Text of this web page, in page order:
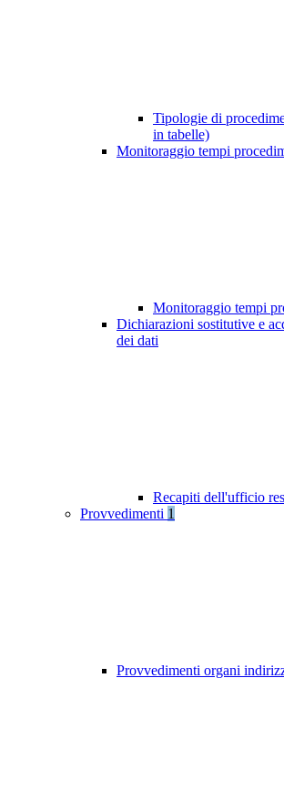
Tipologie di
in tabelle)
Monitoraggio tempi
Monitoraggio tempi
Dichiarazioni sostitutive e
dei dati
Recapiti dell'ufficio
Provvedimenti 1
Provvedimenti organi